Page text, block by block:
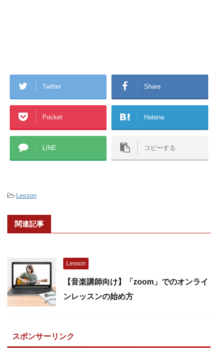
Twitter Share
Pocket Hatena
LINE コピーする
-Lesson
関連記事
Lesson
【音楽講師向け】「zoom」でのオンライ
ンレッスンの始め方
スポンサーリンク